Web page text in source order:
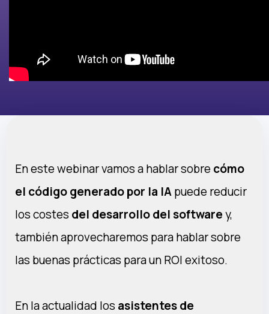
En este webinar vamos a hablar sobre cómo
el código generado por la IApuede reducir
los costes del desarrollo del softwarey,
también aprovecharemos para hablar sobre
las buenas prácticas para un ROI exitoso.
En la actualidad los asistentes de